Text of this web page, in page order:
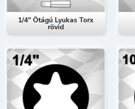
1/4" Ötágú Lyukas Torx
rövid